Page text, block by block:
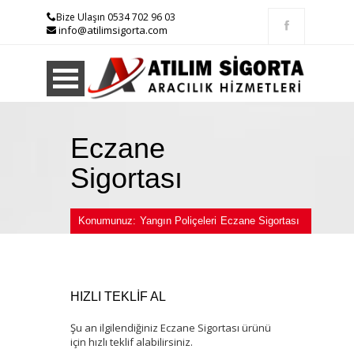
Bize Ulaşın 0534 702 96 03
info@atilimsigorta.com
Eczane
Sigortası
Konumunuz: Yangın Poliçeleri Eczane Sigortası
HIZLI TEKLİF AL
Şu an ilgilendiğiniz Eczane Sigortası ürünü
için hızlı teklif alabilirsiniz.